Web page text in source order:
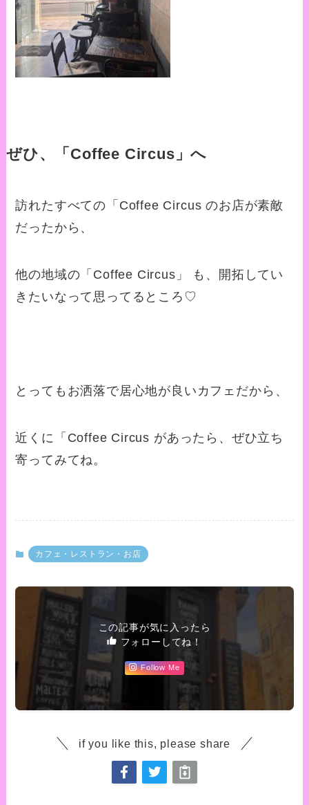
ぜひ、「Coffee Circus」へ
訪れたすべての「Coffee Circus のお店が素敵
だったから、
他の地域の「Coffee Circus」 も、開拓してい
きたいなって思ってるところ♡
とってもお洒落で居心地が良いカフェだから、
近くに「Coffee Circus があったら、ぜひ立ち
寄ってみてね。
カフェ・レストラン・お店
この記事が気に入ったら
フォローしてね！
Follow Me
if you like this, please share